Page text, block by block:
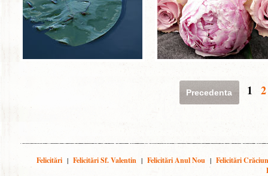
Precedenta 1 2
Felicitări | Felicitări Sf. Valentin | Felicitări Anul Nou | Felicitări